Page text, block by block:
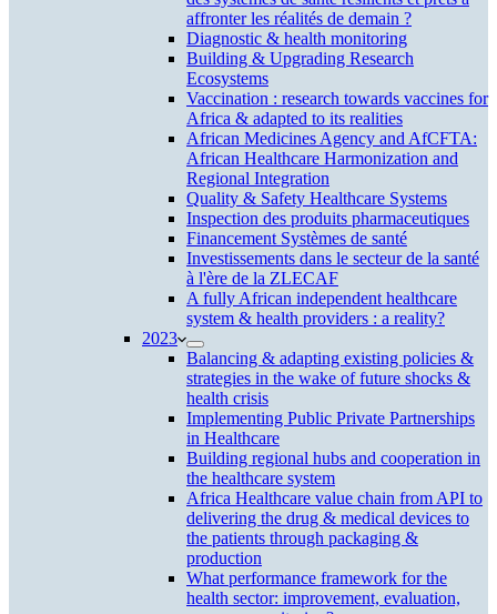
affronter les réalités de demain ?
Diagnostic & health monitoring
Building & Upgrading Research
Ecosystems
Vaccination : research towards vaccines for
Africa & adapted to its realities
African Medicines Agency and AfCFTA:
African Healthcare Harmonization and
Regional Integration
Quality & Safety Healthcare Systems
Inspection des produits pharmaceutiques
Financement Systèmes de santé
Investissements dans le secteur de la santé
à l'ère de la ZLECAF
A fully African independent healthcare
system & health providers : a reality?
2023
Balancing & adapting existing policies &
strategies in the wake of future shocks &
health crisis
Implementing Public Private Partnerships
in Healthcare
Building regional hubs and cooperation in
the healthcare system
Africa Healthcare value chain from API to
delivering the drug & medical devices to
the patients through packaging &
production
What performance framework for the
health sector: improvement, evaluation,